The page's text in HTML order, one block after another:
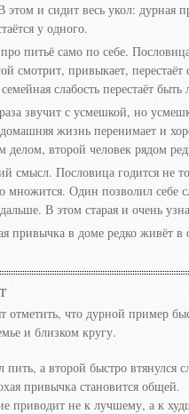
и сидит весь укол: дурная
у одного.
питьё само по себе.
смотрит, привыкает,
слабость перестаёт
звучит с усмешкой, но
домашняя жизнь перенимает и
делом, второй человек рядом
смысл. Пословица годится не
множится. Один позволил себе
В этом старая и очень
привычка в доме редко живёт
отметить, что дурной пример
и близком кругу.
пить, а второй быстро втянулся
привычка становится общей.
приводит не к лучшему, а к